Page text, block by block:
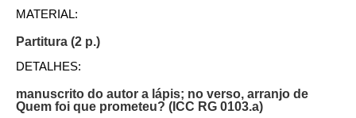
MATERIAL:
Partitura (2 p.)
DETALHES:
manuscrito do autor a lápis; no verso, arranjo de
Quem foi que prometeu? (ICC RG 0103.a)